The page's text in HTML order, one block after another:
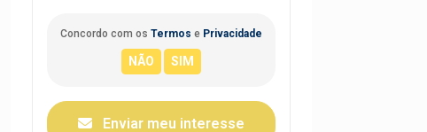
Concordo com os Termos e Privacidade
Enviar meu interesse